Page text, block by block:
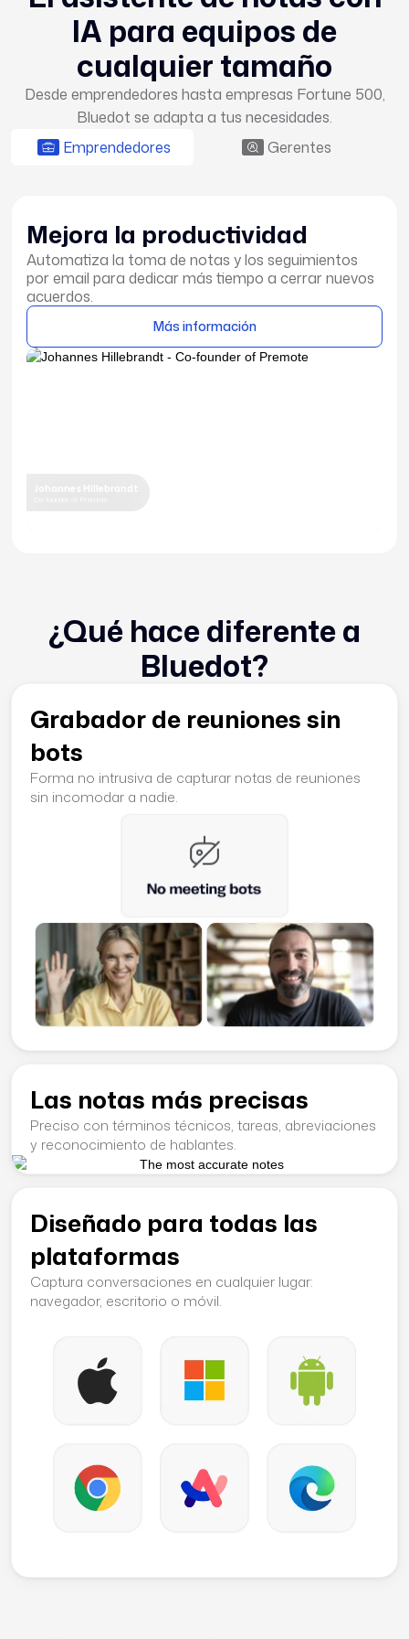
IA para equipos de
cualquier tamaño
Desde emprendedores hasta empresas Fortune 500,
Bluedot se adapta a tus necesidades.
Emprendedores
Gerentes
Mejora la productividad
Automatiza la toma de notas y los seguimientos
por email para dedicar más tiempo a cerrar nuevos
acuerdos.
Más información
¿Qué hace diferente a
Bluedot?
Grabador de reuniones sin
bots
Forma no intrusiva de capturar notas de reuniones
sin incomodar a nadie.
Las notas más precisas
Preciso con términos técnicos, tareas, abreviaciones
y reconocimiento de hablantes.
Diseñado para todas las
plataformas
Captura conversaciones en cualquier lugar:
navegador, escritorio o móvil.